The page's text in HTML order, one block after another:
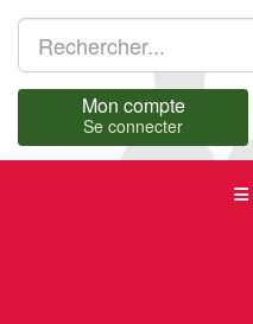
Mon compte
Se connecter